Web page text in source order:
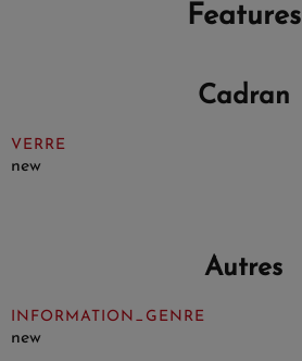
Features
Cadran
VERRE
new
Autres
INFORMATION_GENRE
new